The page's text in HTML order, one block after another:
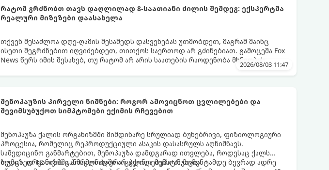
რატომ გრძნობთ თავს დაღლილად 8-საათიანი ძილის შემდეგ: ექსპერტმა
რეალური მიზეზები დაასახელა
თქვენ შესაძლოა დღე-ღამის მესამედს დასვენებას უთმობდეთ, მაგრამ მაინც
ისეთი შეგრძნებით იღვიძებდეთ, თითქოს საერთოდ არ გძინებიათ. გამოცემა Fox
News წერს იმის შესახებ, თუ რატომ არ არის საათების რაოდენობა მხნეობის2026/08/03 11:47
მენოპაუზის პირველი ნიშნები: როგორ ამოვიცნოთ ცვლილებები და
შევიმსუბუქოთ სიმპტომები ექიმის რჩევებით
მენოპაუზა ქალის ორგანიზმში მიმდინარე სრულიად ბუნებრივი, ფიზიოლოგიური
პროცესია, რომელიც რეპროდუქციული ასაკის დასასრულს აღნიშნავს.
სამედიცინო განმარტებით, მენოპაუზა დამდგარად ითვლება, როდესაც ქალს
ზედიზედ 12 თვის განმავლობაში არ ჰქონია მენსტრუაცია.
თუმცა, ორგანიზმში ჰორმონალური ცვლილებები ამ მომენტამდე ბევრად ადრე